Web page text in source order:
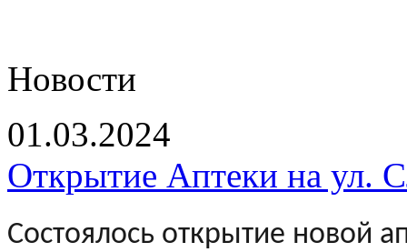
Новости
01.03.2024
Открытие Аптеки на ул.
Состоялось открытие новой